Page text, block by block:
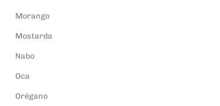
Morango
Mostarda
Nabo
Oca
Orégano